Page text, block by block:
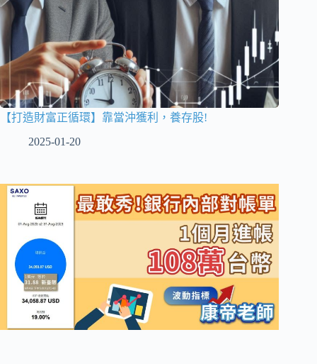
【打造財富正循環】靠當沖獲利，養存股!
2025-01-20